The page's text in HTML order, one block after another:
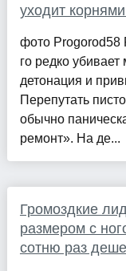
уходит
фото Progorod58
го редко
детонация и
Перепутать
обычно
ремонт». На де...
Громоздкие
размером с
сотню раз